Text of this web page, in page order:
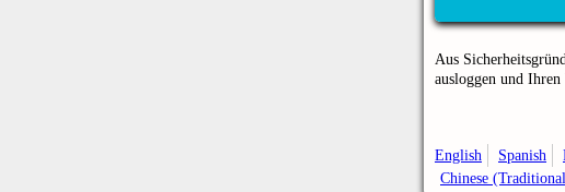
Aus
ausloggen und
English Spanish
Chinese